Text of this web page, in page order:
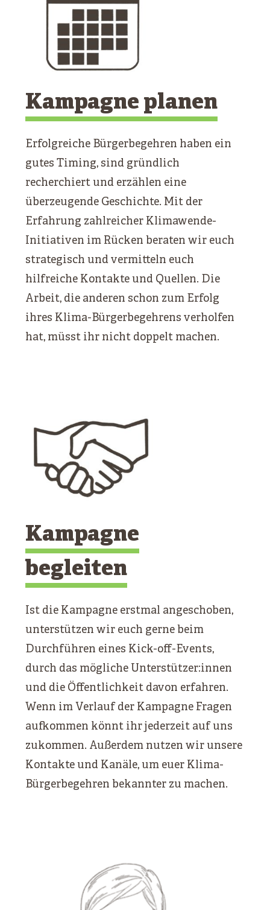
Kampagne planen
Erfolgreiche Bürgerbegehren haben ein
gutes Timing, sind gründlich
recherchiert und erzählen eine
überzeugende Geschichte. Mit der
Erfahrung zahlreicher Klimawende-
Initiativen im Rücken beraten wir euch
strategisch und vermitteln euch
hilfreiche Kontakte und Quellen. Die
Arbeit, die anderen schon zum Erfolg
ihres Klima-Bürgerbegehrens verholfen
hat, müsst ihr nicht doppelt machen.
Kampagne
begleiten
Ist die Kampagne erstmal angeschoben,
unterstützen wir euch gerne beim
Durchführen eines Kick-off-Events,
durch das mögliche Unterstützer:innen
und die Öffentlichkeit davon erfahren.
Wenn im Verlauf der Kampagne Fragen
aufkommen könnt ihr jederzeit auf uns
zukommen. Außerdem nutzen wir unsere
Kontakte und Kanäle, um euer Klima-
Bürgerbegehren bekannter zu machen.